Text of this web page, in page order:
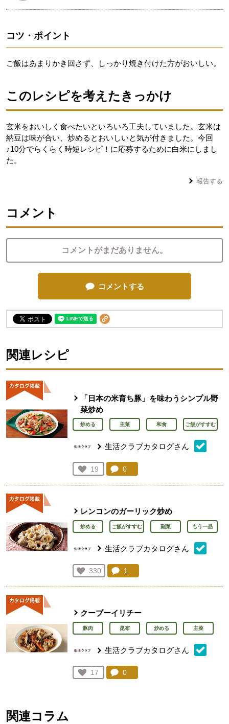
コツ・ポイント
ご飯はあまりかき回さず、しっかり焼き付けた方がおいしい。
このレシピを考えたきっかけ
玄米をおいしく食べたいといろいろ工夫していました。玄米は
納豆は味が合い、炒めるとおいしいと気が付きました。今回
♪10分でらくらく時短レシピ！に応募するために白米にしまし
た。
報告する
コメント
コメントがまだありません。
コメントする
関連レシピ
「日本の米育ち豚」を味わうシンプル野
菜炒め
炒める 主菜 和食 ご飯がすすむ
生活クラブカタログさん
お気に入り登録：
19
人が登録
コメント：
0
レンコンのガーリック炒め
炒める ご飯がすすむ 副菜 もう一品
生活クラブカタログさん
お気に入り登録：
330
人が登録
コメント：
1
クーブーイリチー
豚肉 昆布 炒める 主菜
生活クラブカタログさん
お気に入り登録：
17
人が登録
コメント：
0
関連コラム